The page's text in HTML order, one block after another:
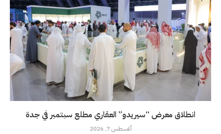
انطلاق معرض “سيريدو” العقاري مطلع سبتمبر في جدة
أغسطس 7, 2026